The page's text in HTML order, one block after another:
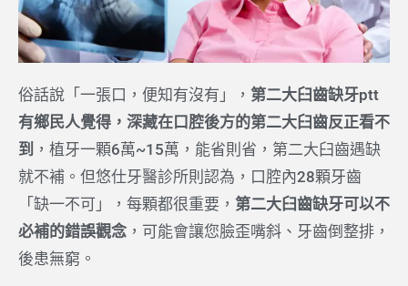
俗話說「一張口，便知有沒有」， 第二大臼齒缺牙ptt
有鄉民人覺得，深藏在口腔後方的第二大臼齒反正看不
到 ，植牙一顆6萬~15萬，能省則省，第二大臼齒遇缺
就不補。但悠仕牙醫診所則認為，口腔內28顆牙齒
「缺一不可」，每顆都很重要， 第二大臼齒缺牙可以不
必補的錯誤觀念 ，可能會讓您臉歪嘴斜、牙齒倒整排，
後患無窮。